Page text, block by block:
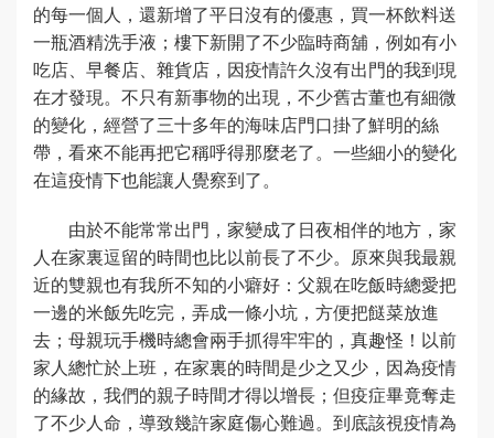
的每一個人，還新增了平日沒有的優惠，買一杯飲料送
一瓶酒精洗手液；樓下新開了不少臨時商舖，例如有小
吃店、早餐店、雜貨店，因疫情許久沒有出門的我到現
在才發現。不只有新事物的出現，不少舊古董也有細微
的變化，經營了三十多年的海味店門口掛了鮮明的絲
帶，看來不能再把它稱呼得那麼老了。一些細小的變化
在這疫情下也能讓人覺察到了。
由於不能常常出門，家變成了日夜相伴的地方，家
人在家裏逗留的時間也比以前長了不少。原來與我最親
近的雙親也有我所不知的小癖好：父親在吃飯時總愛把
一邊的米飯先吃完，弄成一條小坑，方便把餸菜放進
去；母親玩手機時總會兩手抓得牢牢的，真趣怪！以前
家人總忙於上班，在家裏的時間是少之又少，因為疫情
的緣故，我們的親子時間才得以增長；但疫症畢竟奪走
了不少人命，導致幾許家庭傷心難過。到底該視疫情為